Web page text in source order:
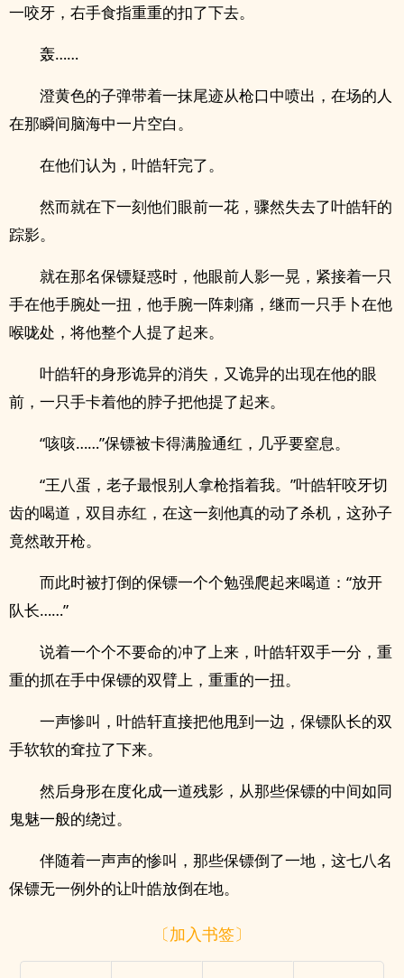
一咬牙，右手食指重重的扣了下去。
轰……
澄黄色的子弹带着一抹尾迹从枪口中喷出，在场的人
在那瞬间脑海中一片空白。
在他们认为，叶皓轩完了。
然而就在下一刻他们眼前一花，骤然失去了叶皓轩的
踪影。
就在那名保镖疑惑时，他眼前人影一晃，紧接着一只
手在他手腕处一扭，他手腕一阵刺痛，继而一只手卜在他
喉咙处，将他整个人提了起来。
叶皓轩的身形诡异的消失，又诡异的出现在他的眼
前，一只手卡着他的脖子把他提了起来。
“咳咳……”保镖被卡得满脸通红，几乎要窒息。
“王八蛋，老子最恨别人拿枪指着我。”叶皓轩咬牙切
齿的喝道，双目赤红，在这一刻他真的动了杀机，这孙子
竟然敢开枪。
而此时被打倒的保镖一个个勉强爬起来喝道：“放开
队长……”
说着一个个不要命的冲了上来，叶皓轩双手一分，重
重的抓在手中保镖的双臂上，重重的一扭。
一声惨叫，叶皓轩直接把他甩到一边，保镖队长的双
手软软的耷拉了下来。
然后身形在度化成一道残影，从那些保镖的中间如同
鬼魅一般的绕过。
伴随着一声声的惨叫，那些保镖倒了一地，这七八名
保镖无一例外的让叶皓放倒在地。
〔加入书签〕